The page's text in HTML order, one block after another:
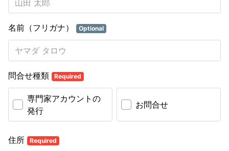
名前（フリガナ） Optional
問合せ種類 Required
専門家アカウントの
発行
お問合せ
住所 Required